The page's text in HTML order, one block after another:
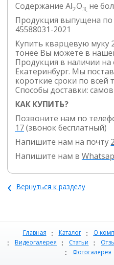
Содержание Al2O3, не
Продукция выпущена по
45588031-2021
Купить кварцевую муку
тонее Вы можете в
Продукция в наличии на
Екатеринбург. Мы
короткие сроки по
Способы доставки:
КАК КУПИТЬ?
Позвоните нам по
17(звонок бесплатный)
Напишите нам на почту
Напишите нам в
‹ Вернуться к разделу
Главная Каталог О
Видеогалерея
Статьи
Фотогалерея